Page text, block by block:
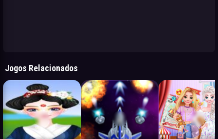
Jogos Relacionados